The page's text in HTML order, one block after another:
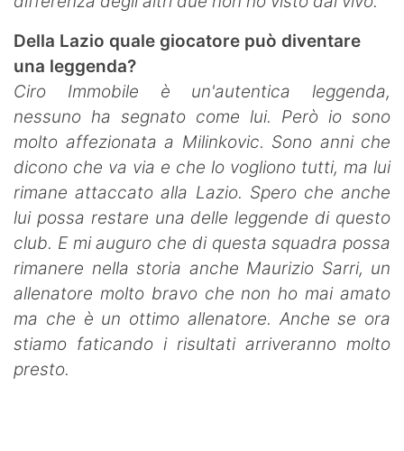
Della Lazio quale giocatore può diventare
una leggenda?
Ciro Immobile è un'autentica leggenda,
nessuno ha segnato come lui. Però io sono
molto affezionata a Milinkovic. Sono anni che
dicono che va via e che lo vogliono tutti, ma lui
rimane attaccato alla Lazio. Spero che anche
lui possa restare una delle leggende di questo
club. E mi auguro che di questa squadra possa
rimanere nella storia anche Maurizio Sarri, un
allenatore molto bravo che non ho mai amato
ma che è un ottimo allenatore. Anche se ora
stiamo faticando i risultati arriveranno molto
presto.